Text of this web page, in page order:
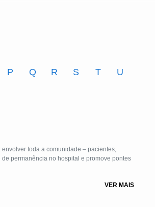
P Q R S T
U
toda a comunidade – pacientes,
permanência no hospital e promove pontes
VER MAIS